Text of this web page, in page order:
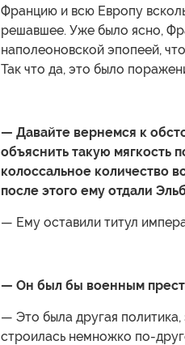
Францию и всю Европу
решавшее. Уже было ясно,
наполеоновской эпопеей,
Так что да, это было
— Давайте вернемся к
объяснить такую мягкость
колоссальное количество
после этого ему отдали
— Ему оставили титул
— Он был бы военным
— Это была другая
строилась немножко по-